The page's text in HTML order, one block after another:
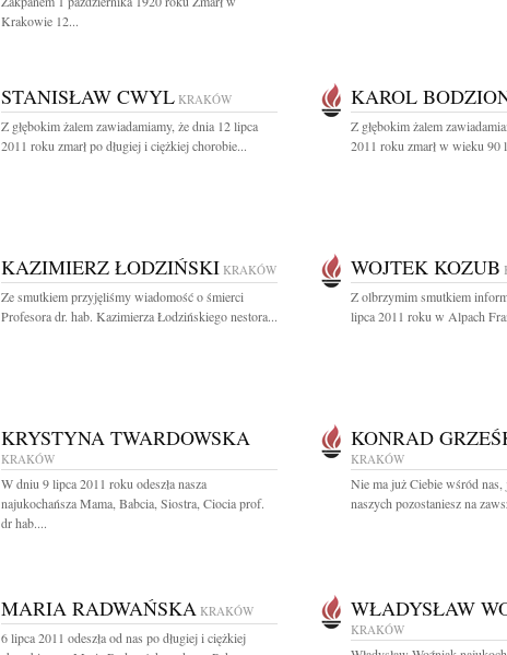
Krakowie 12...
STANISŁAW CWYL KRAKÓW
Z głębokim żalem zawiadamiamy, że dnia 12 lipca
2011 roku zmarł po długiej i ciężkiej chorobie...
KAROL
Z głębokim żalem
2011 roku zmarł w wieku 90
KAZIMIERZ ŁODZIŃSKI KRAKÓW
Ze smutkiem przyjęliśmy wiadomość o śmierci
Profesora dr. hab. Kazimierza Łodzińskiego nestora...
WOJTEK KOZUB
Z olbrzymim smutkiem
lipca 2011 roku w Alpach
KRYSTYNA TWARDOWSKA
KRAKÓW
W dniu 9 lipca 2011 roku odeszła nasza
najukochańsza Mama, Babcia, Siostra, Ciocia prof.
dr hab....
KONRAD
KRAKÓW
Nie ma już Ciebie wśród nas,
naszych pozostaniesz na
MARIA RADWAŃSKA KRAKÓW
6 lipca 2011 odeszła od nas po długiej i ciężkiej
WŁADYSŁAW
KRAKÓW